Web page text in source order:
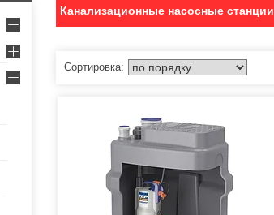
Канализационные насосные станции